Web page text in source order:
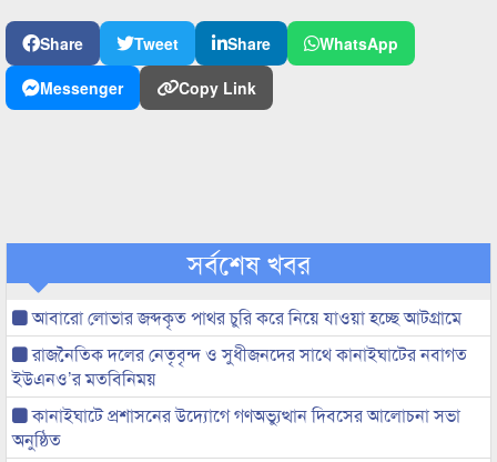
Share Tweet Share
WhatsApp
Messenger
Copy Link
সর্বশেষ খবর
আবারো লোভার জব্দকৃত পাথর চুরি করে নিয়ে যাওয়া হচ্ছে আটগ্রামে
রাজনৈতিক দলের নেতৃবৃন্দ ও সুধীজনদের সাথে কানাইঘাটের নবাগত
ইউএনও’র মতবিনিময়
কানাইঘাটে প্রশাসনের উদ্যোগে গণঅভ্যুত্থান দিবসের আলোচনা সভা
অনুষ্ঠিত